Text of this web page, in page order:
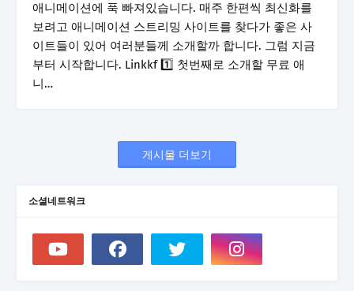
애니메이션에 푹 빠져있습니다. 매주 한편씩 최신화를
보려고 애니메이션 스트리밍 사이트를 찾다가 좋은 사
이트들이 있어 여러분들께 소개할까 합니다. 그럼 지금
부터 시작합니다. Linkkf 1️⃣ 첫번째로 소개할 무료 애
니…
게시물 더보기
소셜네트워크